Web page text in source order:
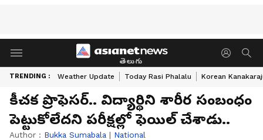
తెలుగు
TRENDING : Weather Update Today Rasi Phalalu Korean
కీచక ప్రొఫెసర్.. విద్యార్థిని శారీర సంబంధం
పెట్టుకోలేదని పరీక్షల్లో ఫెయిల్ చేశాడు..
Author : Bukka Sumabala | National